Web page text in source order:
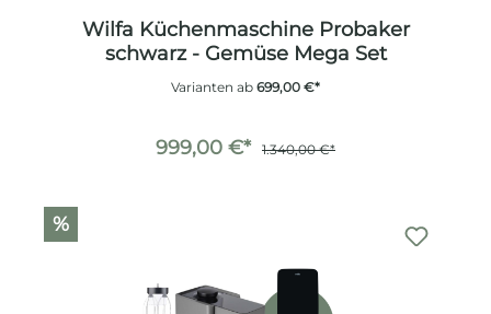
Wilfa Küchenmaschine Probaker
schwarz - Gemüse Mega Set
Varianten ab 699,00 €*
999,00 €* 1.340,00 €*
%